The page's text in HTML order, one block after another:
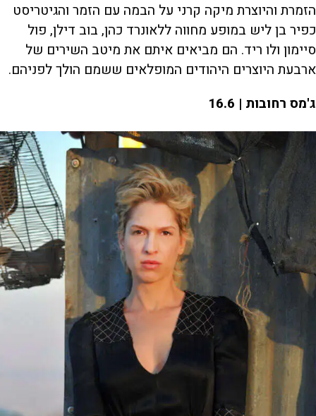
הזמרת והיוצרת מיקה קרני על הבמה עם הזמר והגיטריסט
כפיר בן ליש במופע מחווה ללאונרד כהן, בוב דילן, פול
סיימון ולו ריד. הם מביאים איתם את מיטב השירים של
ארבעת היוצרים היהודים המופלאים ששמם הולך לפניהם.
ג'מס רחובות | 16.6